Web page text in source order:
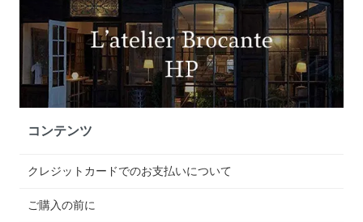
コンテンツ
クレジットカードでのお支払いについて
ご購入の前に